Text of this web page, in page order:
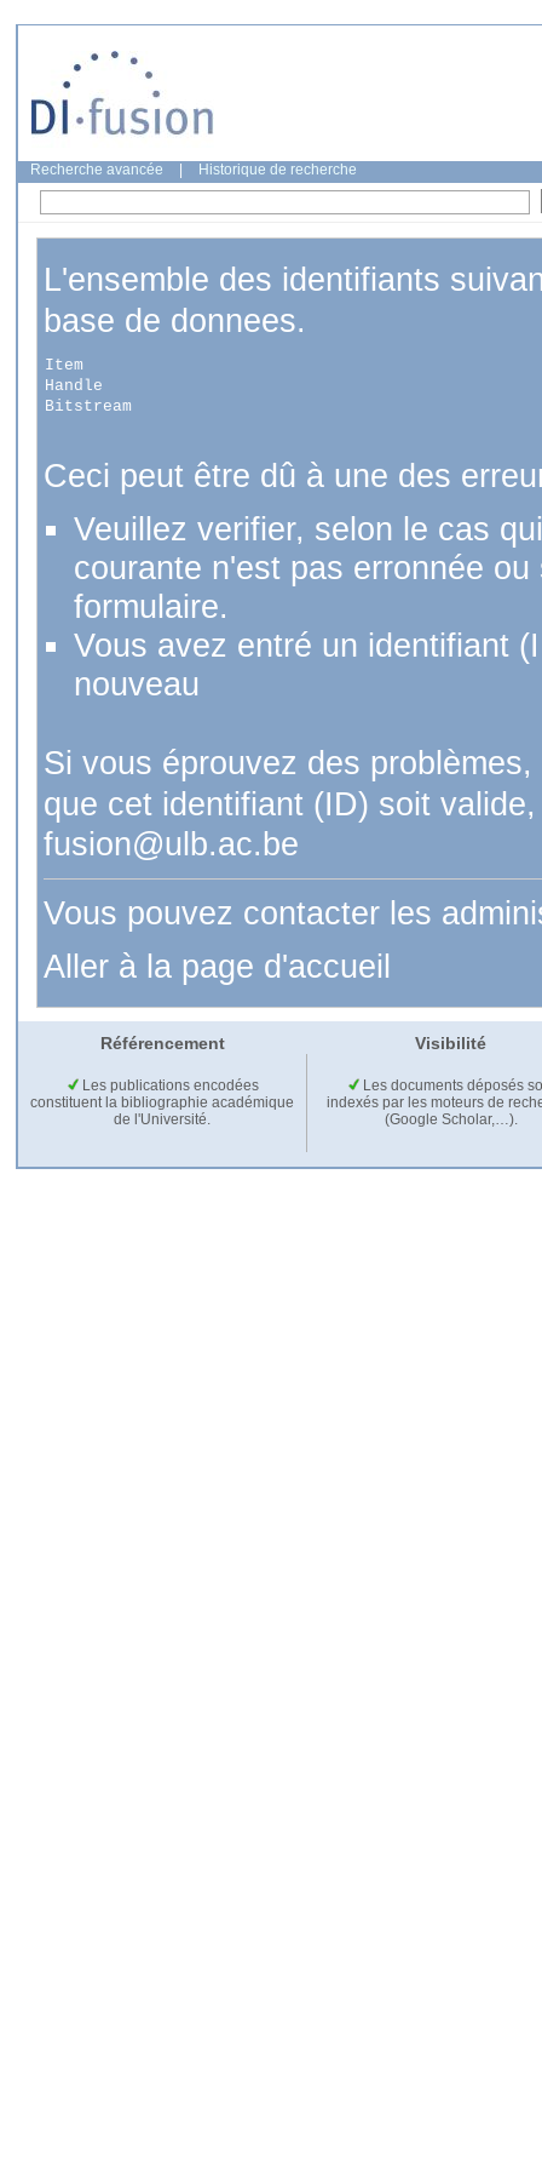
Recherche avancée Historique de recherche
L'ensemble des identifiants
base de donnees.
Item
Handle
Bitstream
Ceci peut être dû à une des
Veuillez verifier, selon le cas
courante n'est pas erronnée
formulaire.
Vous avez entré un identifiant
nouveau
Si vous éprouvez des
que cet identifiant (ID) soit
fusion@ulb.ac.be
Vous pouvez contacter les
Aller à la page d'accueil
Référencement Visibilité
Les publications encodées
constituent la bibliographie académique
de l'Université.
Les documents déposés
indexés par les moteurs de
(Google Scholar,…).